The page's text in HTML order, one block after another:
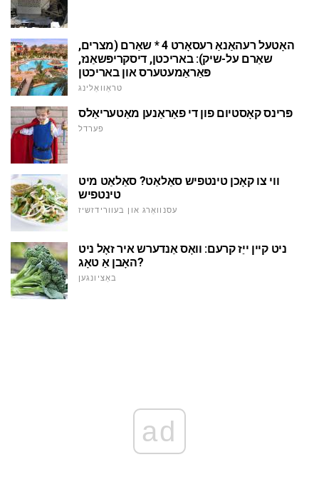
האָטעל רעהאַנאַ רעסאָרט 4 * שאַרם (מצרים,
שאַרם על-שיק): באריכטן, דיסקריפּשאַנז,
פּאַראַמעטערס און באריכטן
טראַוואַלינג
פּרינס קאָסטיום פון די פאַראַנען מאַטעריאַלס
פערדל
ווי צו קאָכן טינטפיש סאַלאַט? סאַלאַט מיט
טינטפיש
עסנוואַרג און בעוורידזשיז
ניט קיין ייַז קרעם: וואָס אַנדערש איר זאָל ניט
האָבן אַ טאָג?
באַציונגען
ad